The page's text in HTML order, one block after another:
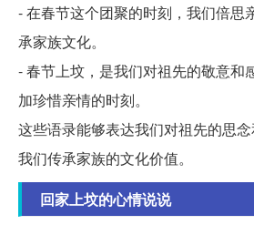
- 在春节这个团聚的时刻，我们倍思
承家族文化。
- 春节上坟，是我们对祖先的敬意和
加珍惜亲情的时刻。
这些语录能够表达我们对祖先的思
我们传承家族的文化价值。
回家上坟的心情说说